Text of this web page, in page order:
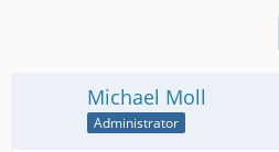
Michael Moll
Administrator